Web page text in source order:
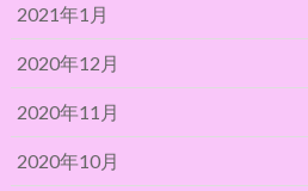
2021年1月
2020年12月
2020年11月
2020年10月